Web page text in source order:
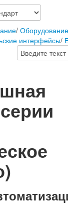
/
интерфейсы/